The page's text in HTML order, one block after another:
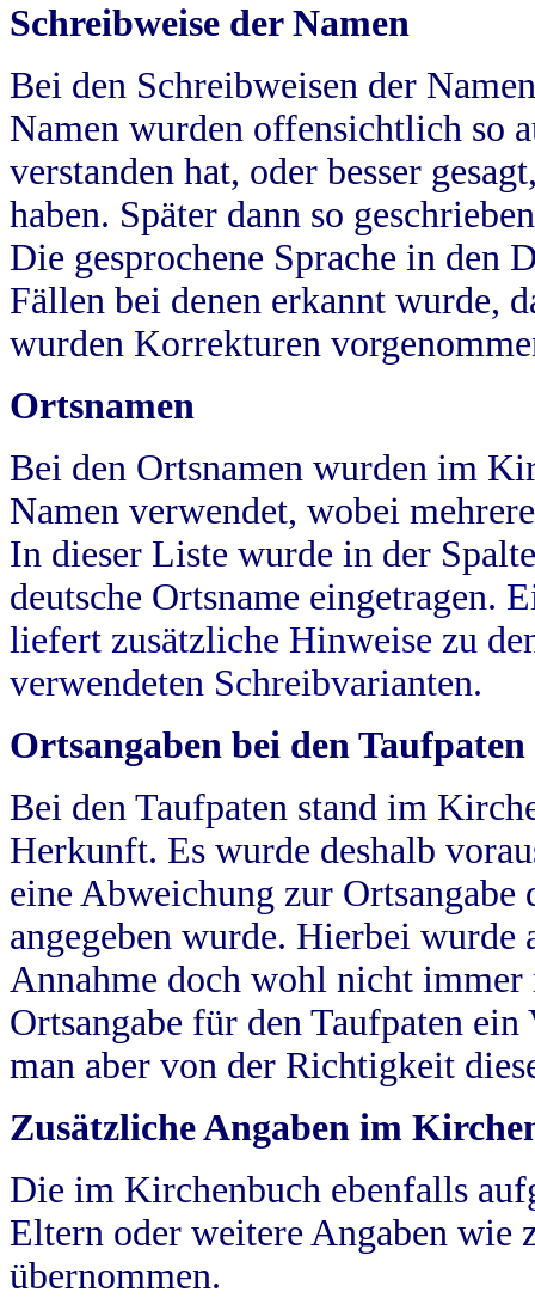
Schreibweise der Namen
Bei den Schreibweisen der
Namen wurden offensichtlich so
verstanden hat, oder besser
haben. Später dann so
Die gesprochene Sprache in
Fällen bei denen erkannt wurde,
wurden Korrekturen
Ortsnamen
Bei den Ortsnamen wurden im
Namen verwendet, wobei
In dieser Liste wurde in der
deutsche Ortsname eingetragen.
liefert zusätzliche Hinweise zu
verwendeten Schreibvarianten.
Ortsangaben bei den Taufpaten
Bei den Taufpaten stand im
Herkunft. Es wurde deshalb
eine Abweichung zur
angegeben wurde. Hierbei wurde
Annahme doch wohl nicht
Ortsangabe für den Taufpaten
man aber von der Richtigkeit
Zusätzliche Angaben im
Die im Kirchenbuch ebenfalls
Eltern oder weitere Angaben wie
übernommen.